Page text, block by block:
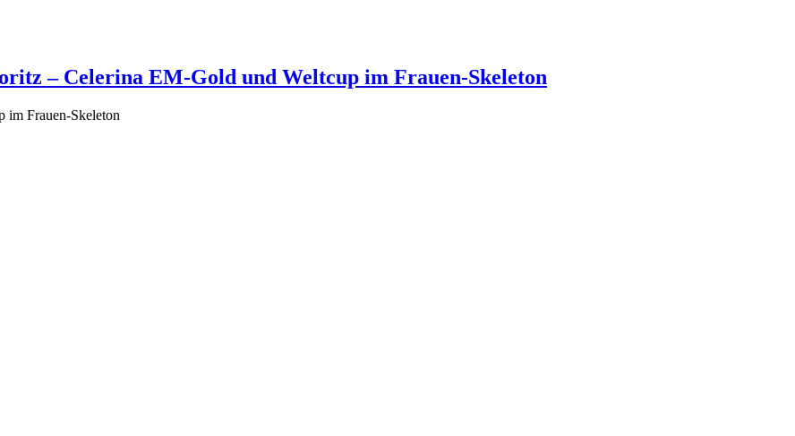
– Celerina EM-Gold und Weltcup im Frauen-Skeleton
Frauen-Skeleton